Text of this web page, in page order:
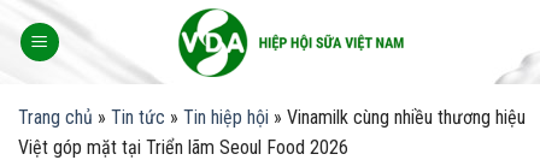
Trang chủ » Tin tức » Tin hiệp hội » Vinamilk cùng nhiều thương hiệu
Việt góp mặt tại Triển lãm Seoul Food 2026